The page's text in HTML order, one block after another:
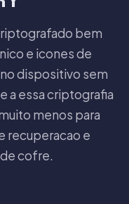
bem
e icones de
dispositivo sem
a essa criptografia
menos para
recuperacao e
cofre.